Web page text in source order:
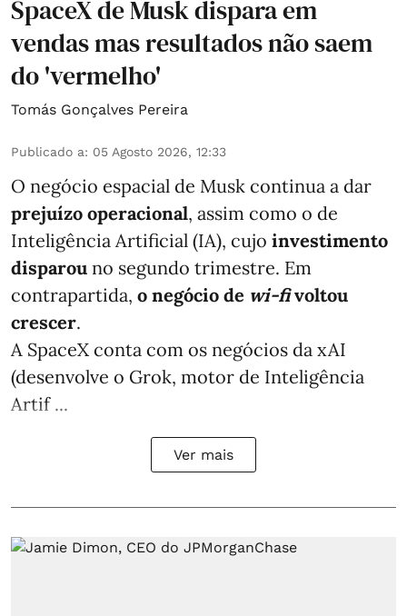
SpaceX de Musk dispara em
vendas mas resultados não saem
do 'vermelho'
Tomás Gonçalves Pereira
Publicado a: 05 Agosto 2026, 12:33
O negócio espacial de Musk continua a dar
prejuízo operacional, assim como o de
Inteligência Artificial (IA), cujo investimento
disparou no segundo trimestre. Em
contrapartida, o negócio de wi-fivoltou
crescer.
A SpaceX conta com os negócios da xAI
(desenvolve o Grok, motor de Inteligência
Artif ...
Ver mais